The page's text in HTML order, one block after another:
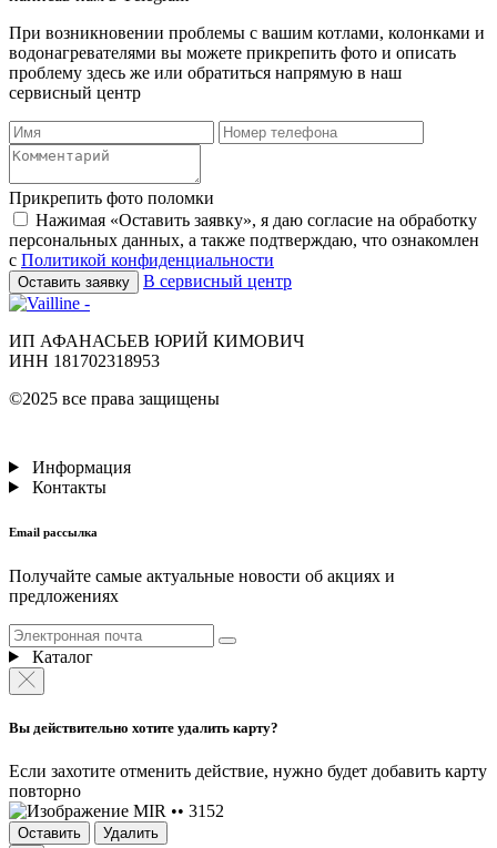
При возникновении проблемы с вашим котлами, колонками и
водонагревателями вы можете прикрепить фото и описать
проблему здесь же или обратиться напрямую в наш
сервисный центр
Прикрепить фото поломки
Нажимая «Оставить заявку», я даю согласие на обработку
персональных данных, а также подтверждаю, что ознакомлен
с Политикой конфиденциальности
Оставить заявку В сервисный центр
ИП АФАНАСЬЕВ ЮРИЙ КИМОВИЧ
ИНН 181702318953
©2025 все права защищены
Информация
Контакты
Email рассылка
Получайте самые актуальные новости об акциях и
предложениях
Каталог
Вы действительно хотите удалить карту?
Если захотите отменить действие, нужно будет добавить карту
повторно
MIR •• 3152
Оставить Удалить